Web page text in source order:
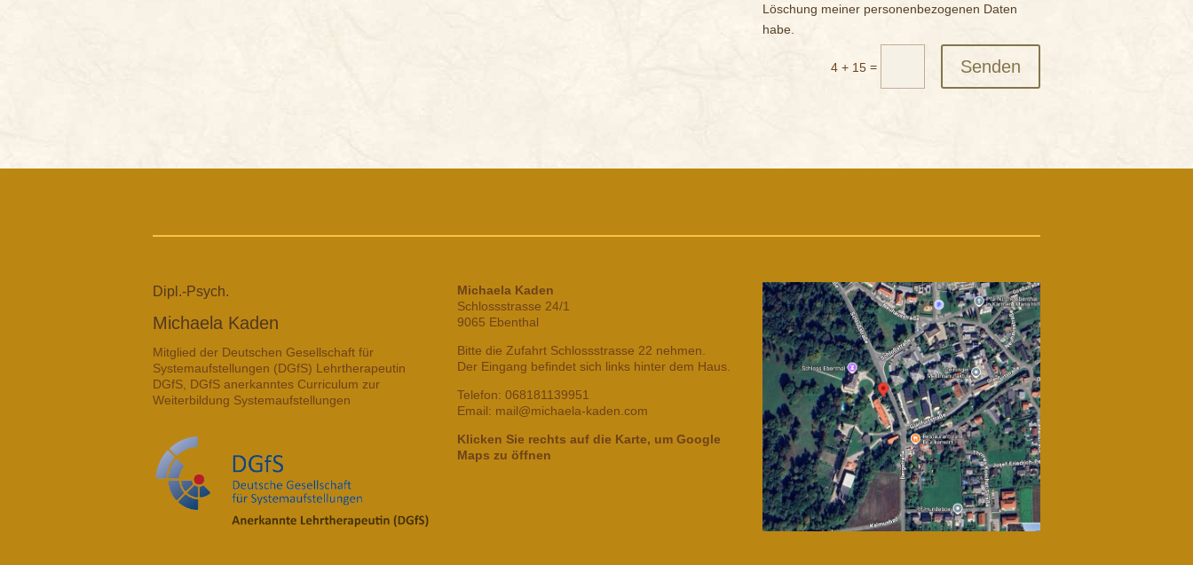
Löschung meiner personenbezogenen Daten
habe.
4 + 15= Senden
Dipl.-Psych.
Michaela Kaden
Mitglied der Deutschen Gesellschaft für
Systemaufstellungen (DGfS) Lehrtherapeutin
DGfS, DGfS anerkanntes Curriculum zur
Weiterbildung Systemaufstellungen
Michaela Kaden
Schlossstrasse 24/1
9065 Ebenthal
Bitte die Zufahrt Schlossstrasse 22 nehmen.
Der Eingang befindet sich links hinter dem Haus.
Telefon: 068181139951
Email: mail@michaela-kaden.com
Klicken Sie rechts auf die Karte, um Google
Maps zu öffnen